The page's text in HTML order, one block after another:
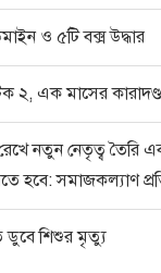
ও ৫টি বক্স উদ্ধার
২, এক মাসের কারাদণ্ড
নতুন নেতৃত্ব তৈরি
হবে: সমাজকল্যাণ
ডুবে শিশুর মৃত্যু